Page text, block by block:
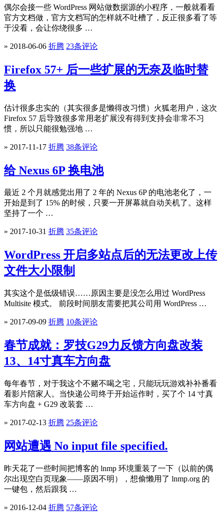
偶尔会接一些 WordPress 网站做数据源的小程序，一般就看看
官方文档做，官方文档写的怎样就不吐槽了，反正很多看了等
于没看，会让你绕很多 …
» 2018-06-06 折腾 23条评论
Firefox 57+ 后一些扩展的无奈及临时替
换
估计很多忠实的（其实很多是懒得改习惯）火狐老用户，这次
Firefox 57 后导致很多常用老扩展没有得到支持会非常不习
惯，所以只能很勉强地 …
» 2017-11-17 折腾 38条评论
给 Nexus 6P 换电池
最近 2 个月就感觉出用了 2 年的 Nexus 6P 的电池老化了，一
开始是到了 15% 的时候，只要一开屏幕就自动关机了。这样
坚持了一个 …
» 2017-10-31 折腾 35条评论
WordPress 开启多站点后的无法更改上传
文件大小限制
其实这个是低级错误……原因主要是没怎么用过 WordPress
Multisite 模式。 前段时间朋友需要把其公司用 WordPress …
» 2017-09-09 折腾 10条评论
春节成就：罗技G29力反馈方向盘改装
13、14寸真车方向盘
每年春节，对于我这个不赌不喝之宅，只能玩玩游戏补补番看
看影片陪家人。当快递公司终于开始运作时，买了个 14 寸真
车方向盘 + G29 改装套 …
» 2017-02-13 折腾 25条评论
网站遭遇 No input file specified.
昨天花了一些时间把博客的 lnmp 环境重装了一下（以前的偶
尔出现空白页现象——原因不明），想偷懒用了 lnmp.org 的
一键包，然后跟我 …
» 2016-12-04 折腾 57条评论